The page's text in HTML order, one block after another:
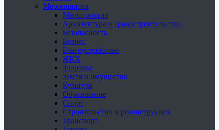
Мероприятия
Мероприятия
Архитектура и градостроительство
Безопасность
Бизнес
Благоустройство
ЖКХ
Здоровье
Земля и имущество
Культура
Образование
Спорт
Строительство и реконструкция
Транспорт